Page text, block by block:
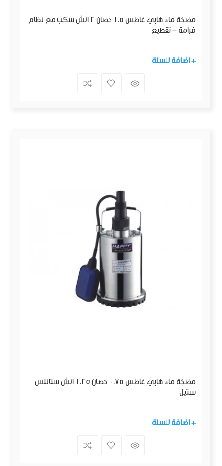
مضخة ماء هابي غاطس 1.5 حصان 2 انش سكب مع نظام
فرامة - تقطيع
+ اضافة للسلة
مضخة ماء هابي غاطس 0.75 حصان 1.25 انش ستانلس
ستيل
+ اضافة للسلة